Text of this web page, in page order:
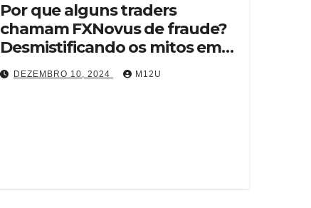
Por que alguns traders
chamam FXNovus de fraude?
Desmistificando os mitos em
2025
DEZEMBRO 10, 2024 M12U